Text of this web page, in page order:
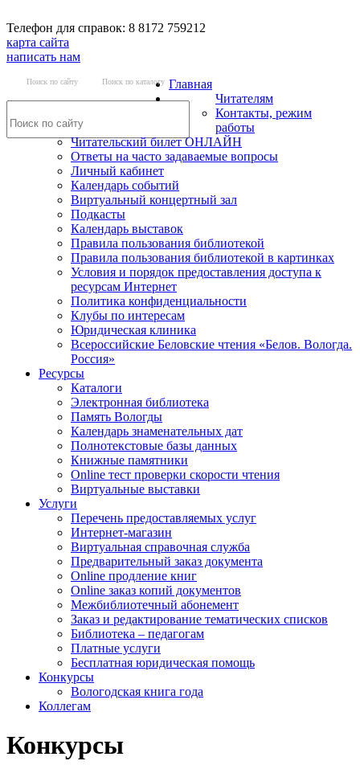
Телефон для справок: 8 8172 759212
карта сайта
написать нам
Поиск по сайту Поиск по каталогу Главная
Читателям
Контакты, режим
работы
Читательский билет ОНЛАЙН
Ответы на часто задаваемые вопросы
Личный кабинет
Календарь событий
Виртуальный концертный зал
Подкасты
Календарь выставок
Правила пользования библиотекой
Правила пользования библиотекой в картинках
Условия и порядок предоставления доступа к
ресурсам Интернет
Политика конфиденциальности
Клубы по интересам
Юридическая клиника
Всероссийские Беловские чтения «Белов. Вологда.
Россия»
Ресурсы
Каталоги
Электронная библиотека
Память Вологды
Календарь знаменательных дат
Полнотекстовые базы данных
Книжные памятники
Online тест проверки скорости чтения
Виртуальные выставки
Услуги
Перечень предоставляемых услуг
Интернет-магазин
Виртуальная справочная служба
Предварительный заказ документа
Online продление книг
Online заказ копий документов
Межбиблиотечный абонемент
Заказ и редактирование тематических списков
Библиотека – педагогам
Платные услуги
Бесплатная юридическая помощь
Конкурсы
Вологодская книга года
Коллегам
Конкурсы